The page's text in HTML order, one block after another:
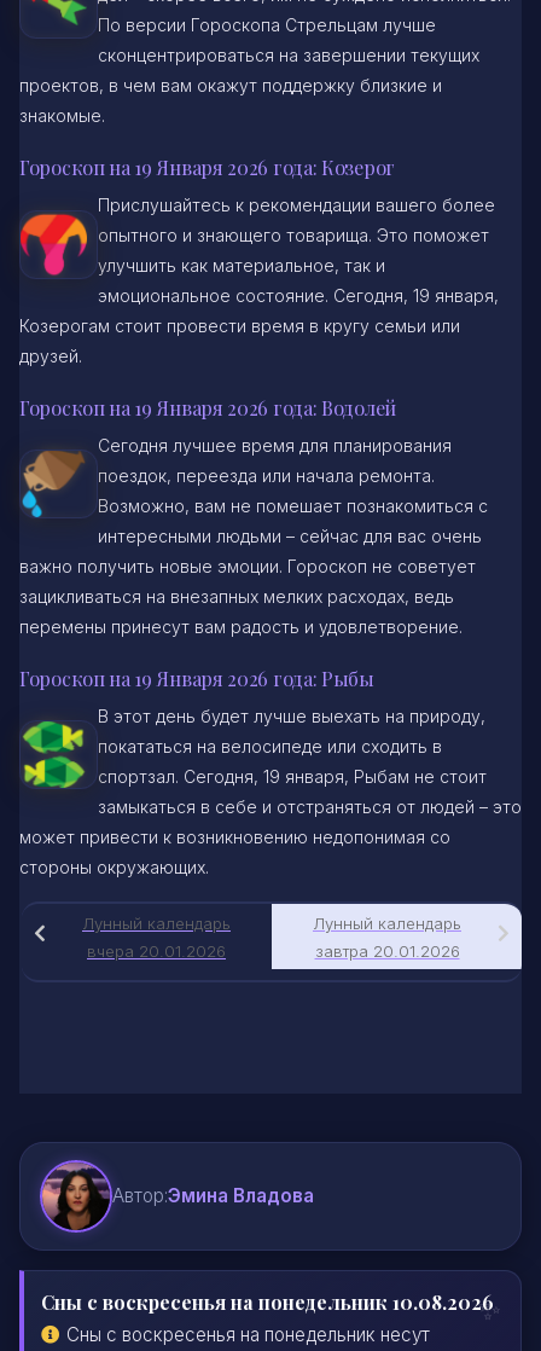
По версии Гороскопа Стрельцам лучше
сконцентрироваться на завершении текущих
проектов, в чем вам окажут поддержку близкие и
знакомые.
Гороскоп на 19 Января 2026 года: Козерог
Прислушайтесь к рекомендации вашего более
опытного и знающего товарища. Это поможет
улучшить как материальное, так и
эмоциональное состояние. Сегодня, 19 января,
Козерогам стоит провести время в кругу семьи или
друзей.
Гороскоп на 19 Января 2026 года: Водолей
Сегодня лучшее время для планирования
поездок, переезда или начала ремонта.
Возможно, вам не помешает познакомиться с
интересными людьми – сейчас для вас очень
важно получить новые эмоции. Гороскоп не советует
зацикливаться на внезапных мелких расходах, ведь
перемены принесут вам радость и удовлетворение.
Гороскоп на 19 Января 2026 года: Рыбы
В этот день будет лучше выехать на природу,
покататься на велосипеде или сходить в
спортзал. Сегодня, 19 января, Рыбам не стоит
замыкаться в себе и отстраняться от людей – это
может привести к возникновению недопонимая со
стороны окружающих.
Лунный календарь
завтра 20.01.2026
Лунный календарь
вчера 20.01.2026
Автор:Эмина Владова
Сны с воскресенья на понедельник 10.08.2026
Сны с воскресенья на понедельник несут